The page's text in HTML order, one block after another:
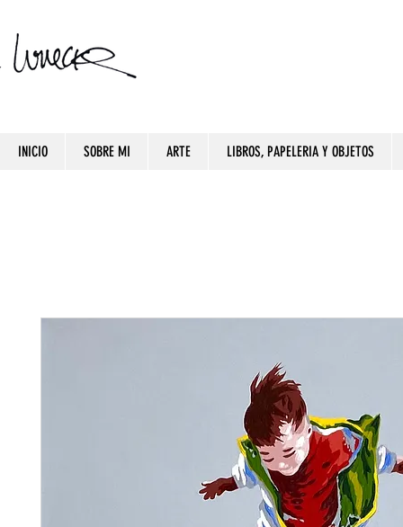
INICIO SOBRE MI ARTE LIBROS, PAPELERIA Y OBJETOS